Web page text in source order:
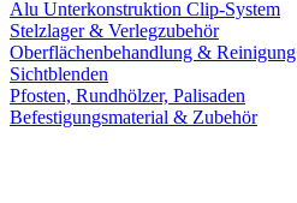
Alu Unterkonstruktion Clip-System
Stelzlager & Verlegzubehör
Oberflächenbehandlung & Reinigung
Sichtblenden
Pfosten, Rundhölzer, Palisaden
Befestigungsmaterial & Zubehör